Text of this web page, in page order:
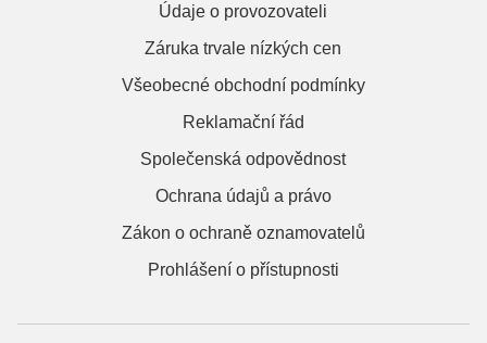
Údaje o provozovateli
Záruka trvale nízkých cen
Všeobecné obchodní podmínky
Reklamační řád
Společenská odpovědnost
Ochrana údajů a právo
Zákon o ochraně oznamovatelů
Prohlášení o přístupnosti